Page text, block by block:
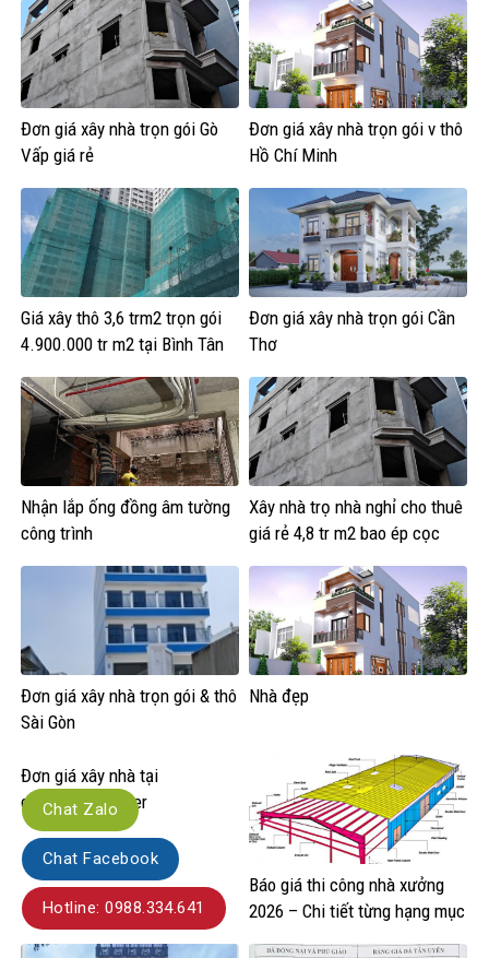
Đơn giá xây nhà trọn gói Gò
Vấp giá rẻ
Đơn giá xây nhà trọn gói v thô
Hồ Chí Minh
Giá xây thô 3,6 trm2 trọn gói
4.900.000 tr m2 tại Bình Tân
Đơn giá xây nhà trọn gói Cần
Thơ
Nhận lắp ống đồng âm tường
công trình
Xây nhà trọ nhà nghỉ cho thuê
giá rẻ 4,8 tr m2 bao ép cọc
Đơn giá xây nhà trọn gói & thô
Sài Gòn
Nhà đẹp
Đơn giá xây nhà tại
campuchia khmer
construction cambodia
Báo giá thi công nhà xưởng
2026 – Chi tiết từng hạng mục
Chat Zalo
Chat Facebook
Hotline: 0988.334.641